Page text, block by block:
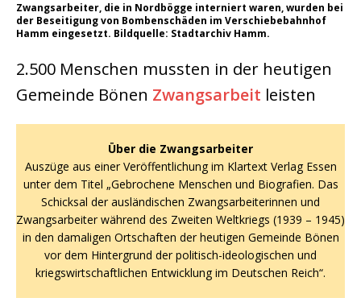
Zwangsarbeiter, die in Nordbögge interniert waren, wurden bei
der Beseitigung von Bombenschäden im Verschiebebahnhof
Hamm eingesetzt. Bildquelle: Stadtarchiv Hamm.
2.500 Menschen mussten in der heutigen
Gemeinde Bönen Zwangsarbeit leisten
Über die Zwangsarbeiter
Auszüge aus einer Veröffentlichung im Klartext Verlag Essen
unter dem Titel „Gebrochene Menschen und Biografien. Das
Schicksal der ausländischen Zwangsarbeiterinnen und
Zwangsarbeiter während des Zweiten Weltkriegs (1939 – 1945)
in den damaligen Ortschaften der heutigen Gemeinde Bönen
vor dem Hintergrund der politisch-ideologischen und
kriegswirtschaftlichen Entwicklung im Deutschen Reich“.